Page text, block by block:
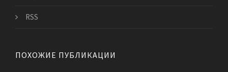
RSS
ПОХОЖИЕ ПУБЛИКАЦИИ